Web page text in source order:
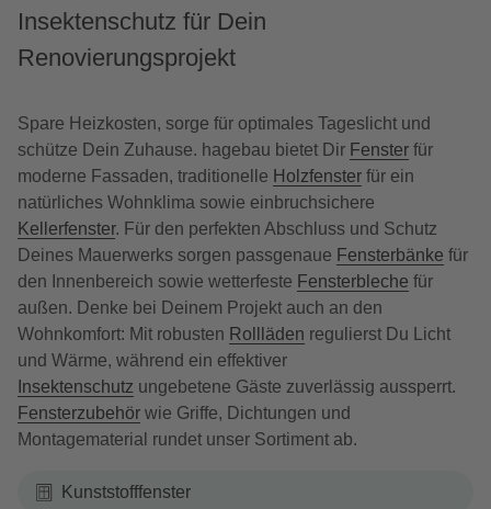
Insektenschutz für Dein
Renovierungsprojekt
Spare Heizkosten, sorge für optimales Tageslicht und
schütze Dein Zuhause. hagebau bietet Dir Fenster für
moderne Fassaden, traditionelle Holzfenster für ein
natürliches Wohnklima sowie einbruchsichere
Kellerfenster. Für den perfekten Abschluss und Schutz
Deines Mauerwerks sorgen passgenaue Fensterbänke für
den Innenbereich sowie wetterfeste Fensterbleche für
außen. Denke bei Deinem Projekt auch an den
Wohnkomfort: Mit robusten Rollläden regulierst Du Licht
und Wärme, während ein effektiver
Insektenschutz ungebetene Gäste zuverlässig aussperrt.
Fensterzubehör wie Griffe, Dichtungen und
Montagematerial rundet unser Sortiment ab.
Kunststofffenster